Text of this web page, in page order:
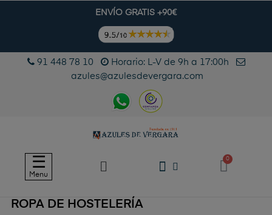
ENVÍO GRATIS +90€
91 448 78 10
Horario: L-V de 9h a 17:00h
azules@azulesdevergara.com
Navegación
de
palanca
☰
Menu
ROPA DE HOSTELERÍA